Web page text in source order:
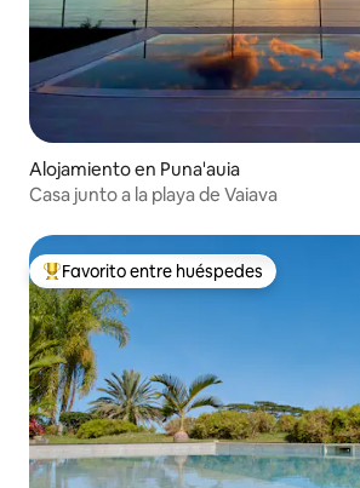
Alojamiento en Puna'auia
Casa junto a la playa de Vaiava
Favorito entre los huéspedes más
Favorito entre huéspedes